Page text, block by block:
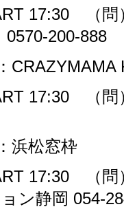
17:30 （問
0570-200-888
CRAZYMAMA
17:30 （問
浜松窓枠
17:30 （問
ン静岡 054-